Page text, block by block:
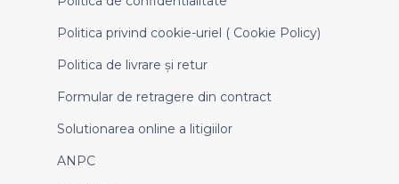
Politica privind cookie-uriel ( Cookie Policy)
Politica de livrare și retur
Formular de retragere din contract
Solutionarea online a litigiilor
ANPC